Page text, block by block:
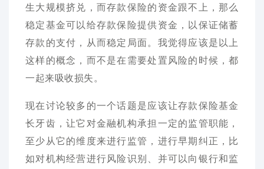
生大规模挤兑，而存款保险的资金跟不上，那么
稳定基金可以给存款保险提供资金，以保证储蓄
存款的支付，从而稳定局面。我觉得应该是以上
这样的概念，而不是在需要处置风险的时候，都
一起来吸收损失。
现在讨论较多的一个话题是应该让存款保险基金
长牙齿，让它对金融机构承担一定的监管职能，
至少从它的维度来进行监管，进行早期纠正，比
如对机构经营进行风险识别、并可以向银行和监